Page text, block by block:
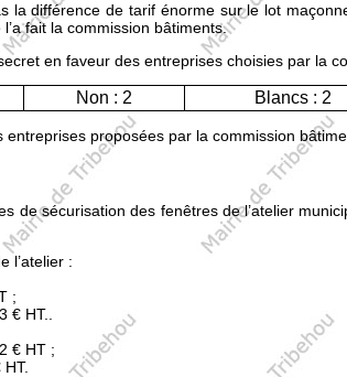
la différence de tarif énorme sur le lot
fait la commission bâtiments.
en faveur des entreprises choisies par la
Non : 2 Blancs : 2
proposées par la commission
de sécurisation des fenêtres de l’atelier
l’atelier :
;
€ HT..
€ HT ;